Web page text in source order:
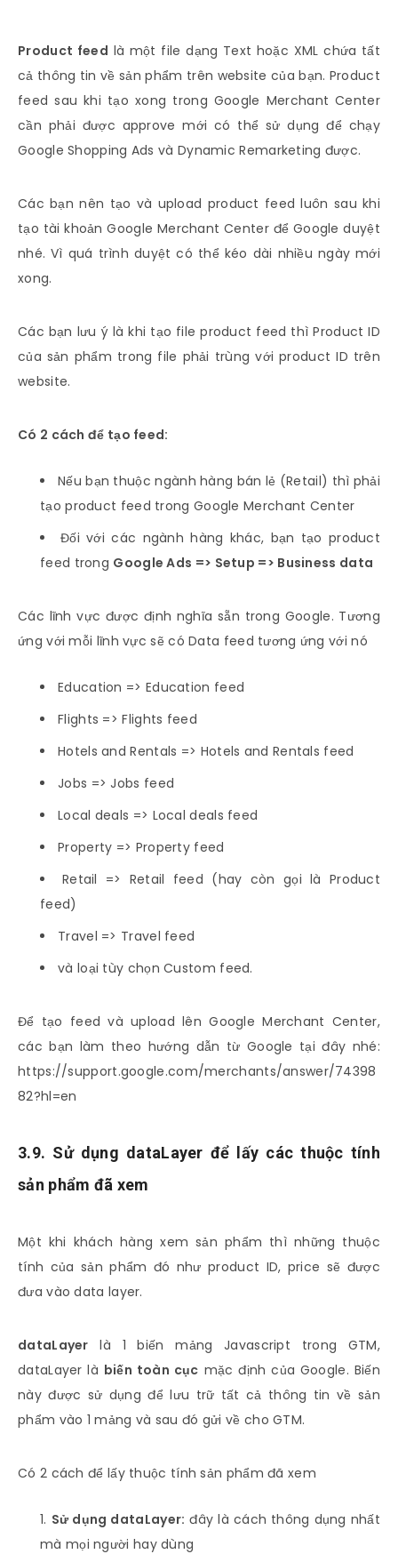
Product feed là một file dạng Text hoặc XML chứa tất
cả thông tin về sản phẩm trên website của bạn. Product
feed sau khi tạo xong trong Google Merchant Center
cần phải được approve mới có thể sử dụng để chạy
Google Shopping Ads và Dynamic Remarketing được.
Các bạn nên tạo và upload product feed luôn sau khi
tạo tài khoản Google Merchant Center để Google duyệt
nhé. Vì quá trình duyệt có thể kéo dài nhiều ngày mới
xong.
Các bạn lưu ý là khi tạo file product feed thì Product ID
của sản phẩm trong file phải trùng với product ID trên
website.
Có 2 cách để tạo feed:
Nếu bạn thuộc ngành hàng bán lẻ (Retail) thì phải
tạo product feed trong Google Merchant Center
Đối với các ngành hàng khác, bạn tạo product
feed trong Google Ads => Setup => Business data
Các lĩnh vực được định nghĩa sẵn trong Google. Tương
ứng với mỗi lĩnh vực sẽ có Data feed tương ứng với nó
Education => Education feed
Flights => Flights feed
Hotels and Rentals => Hotels and Rentals feed
Jobs => Jobs feed
Local deals => Local deals feed
Property => Property feed
Retail => Retail feed (hay còn gọi là Product
feed)
Travel => Travel feed
và loại tùy chọn Custom feed.
Để tạo feed và upload lên Google Merchant Center,
các bạn làm theo hướng dẫn từ Google tại đây nhé:
https://support.google.com/merchants/answer/74398
82?hl=en
3.9. Sử dụng dataLayer để lấy các thuộc tính
sản phẩm đã xem
Một khi khách hàng xem sản phẩm thì những thuộc
tính của sản phẩm đó như product ID, price sẽ được
đưa vào data layer.
dataLayer là 1 biến mảng Javascript trong GTM,
dataLayer là biến toàn cục mặc định của Google. Biến
này được sử dụng để lưu trữ tất cả thông tin về sản
phẩm vào 1 mảng và sau đó gửi về cho GTM.
Có 2 cách để lấy thuộc tính sản phẩm đã xem
Sử dụng dataLayer: đây là cách thông dụng nhất
mà mọi người hay dùng